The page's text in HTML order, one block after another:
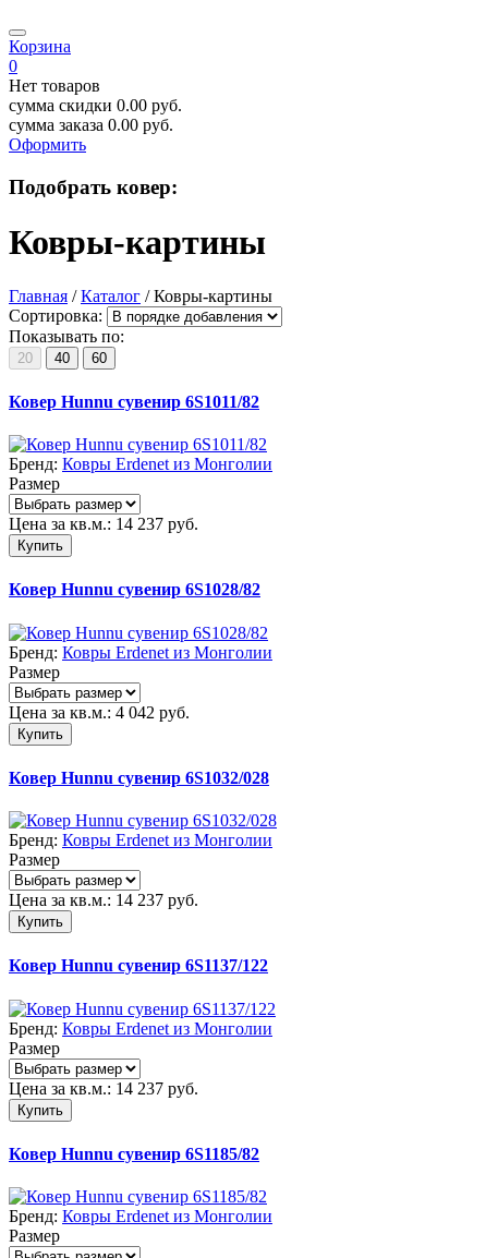
Корзина
0
Нет товаров
сумма скидки 0.00 руб.
сумма заказа 0.00 руб.
Оформить
Подобрать ковер:
Ковры-картины
Главная / Каталог / Ковры-картины
Сортировка:
Показывать по:
20 40 60
Ковер Hunnu сувенир 6S1011/82
Бренд: Ковры Erdenet из Монголии
Размер
Цена за кв.м.: 14 237 руб.
Купить
Ковер Hunnu сувенир 6S1028/82
Бренд: Ковры Erdenet из Монголии
Размер
Цена за кв.м.: 4 042 руб.
Купить
Ковер Hunnu сувенир 6S1032/028
Бренд: Ковры Erdenet из Монголии
Размер
Цена за кв.м.: 14 237 руб.
Купить
Ковер Hunnu сувенир 6S1137/122
Бренд: Ковры Erdenet из Монголии
Размер
Цена за кв.м.: 14 237 руб.
Купить
Ковер Hunnu сувенир 6S1185/82
Бренд: Ковры Erdenet из Монголии
Размер